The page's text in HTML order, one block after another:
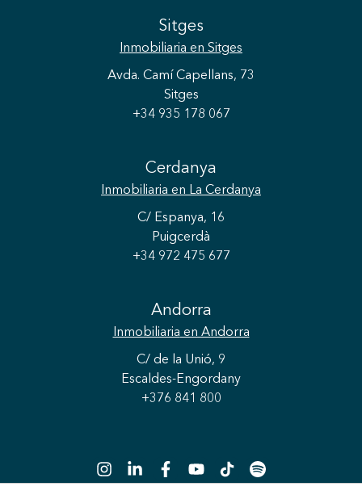
Sitges
Inmobiliaria en Sitges
Avda. Camí Capellans, 73
Sitges
+34 935 178 067
Cerdanya
Inmobiliaria en La Cerdanya
C/ Espanya, 16
Puigcerdà
+34 972 475 677
Andorra
Inmobiliaria en Andorra
C/ de la Unió, 9
Escaldes-Engordany
+376 841 800